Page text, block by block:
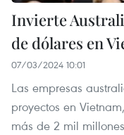
Invierte
de dólares en
07/03/2024 10:01
Las empresas
proyectos en
más de 2 mil